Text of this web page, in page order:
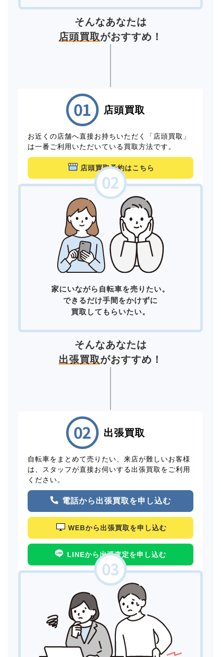
そんなあなたは
店頭買取がおすすめ！
店頭買取
お近くの店舗へ直接お持ちいただく「店頭買取」
は一番ご利用いただいている買取方法です。
店頭買取予約はこちら
家にいながら自転車を売りたい。
できるだけ手間をかけずに
買取してもらいたい。
そんなあなたは
出張買取がおすすめ！
出張買取
自転車をまとめて売りたい、来店が難しいお客様
は、スタッフが直接お伺いする出張買取をご利用
ください。
電話から出張買取を申し込む
WEBから出張買取を申し込む
LINEから出張査定を申し込む